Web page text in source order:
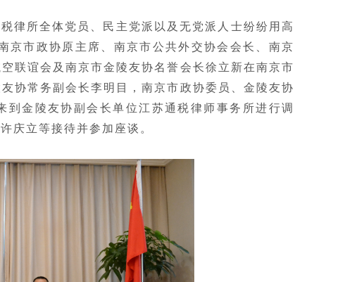
律所全体党员、民主党派以及无党派人士纷纷用高
市政协原主席、南京市公共外交协会会长、南京
联谊会及南京市金陵友协名誉会长徐立新在南京市
协常务副会长李明目，南京市政协委员、金陵友协
金陵友协副会长单位江苏通税律师事务所进行调
庆立等接待并参加座谈。